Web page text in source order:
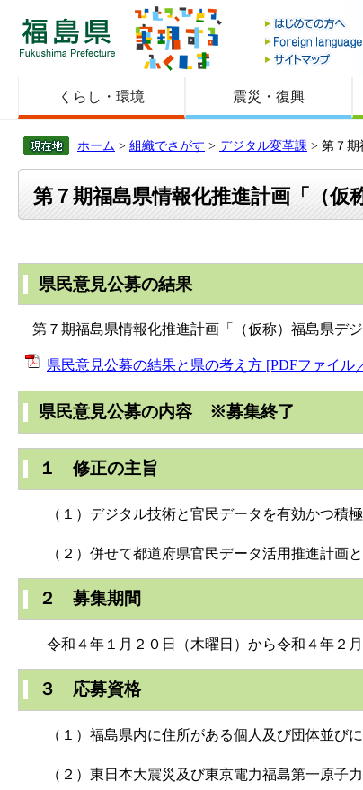
福島県
くらし・環境 震災・復興
ホーム > 組織でさがす > デジタル変革課 > 第７期
第７期福島県情報化推進計画「（
県民意見公募の結果
第７期福島県情報化推進計画「（仮称）福島県デ
県民意見公募の結果と県の考え方 [PDFファイル
県民意見公募の内容 ※募集終了
１ 修正の主旨
（１）デジタル技術と官民データを有効かつ積極
（２）併せて都道府県官民データ活用推進計画と
２ 募集期間
令和４年１月２０日（木曜日）から令和４年２月
３ 応募資格
（１）福島県内に住所がある個人及び団体並びに
（２）東日本大震災及び東京電力福島第一原子力